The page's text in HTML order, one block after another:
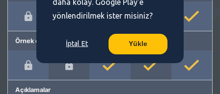
Örnek cümleler
Açıklamalar
yönlendirilmek ister misiniz?
İptal Et Yükle